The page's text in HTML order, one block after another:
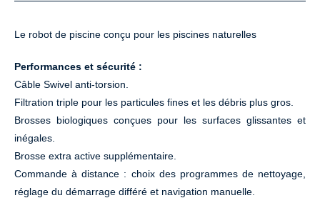
Le robot de piscine conçu pour les piscines naturelles
Performances et sécurité :
Câble Swivel anti-torsion.
Filtration triple pour les particules fines et les débris plus gros.
Brosses biologiques conçues pour les surfaces glissantes et
inégales.
Brosse extra active supplémentaire.
Commande à distance : choix des programmes de nettoyage,
réglage du démarrage différé et navigation manuelle.